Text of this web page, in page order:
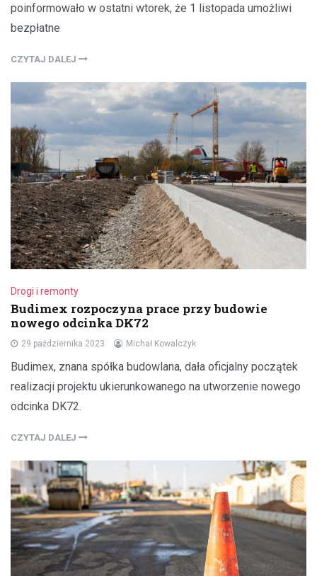
poinformowało w ostatni wtorek, że 1 listopada umożliwi
bezpłatne
CZYTAJ DALEJ
Drogi i remonty
Budimex rozpoczyna prace przy budowie
nowego odcinka DK72
29 października 2023 Michał Kowalczyk
Budimex, znana spółka budowlana, dała oficjalny początek
realizacji projektu ukierunkowanego na utworzenie nowego
odcinka DK72.
CZYTAJ DALEJ